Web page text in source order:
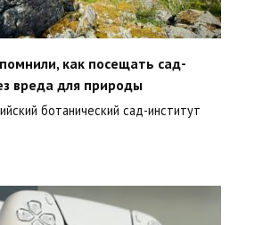
как посещать сад-
вреда для природы
ботанический сад-институт